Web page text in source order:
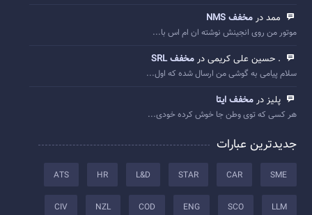
ممد در مخفف NMS
موتور من روی انجینش نوشته ان ام اس با...
. حسین علی کریمی در مخفف SRL
سلام پیامی به گوشی من ارسال شده که اول...
پلیز در مخفف ایتا
هر کسی که توی وطن جا خوش کرده خودی...
جدیدترین عبارات
SME
CAR
STAR
L&D
HR
ATS
LLM
SCO
ENG
COD
NZL
CIV